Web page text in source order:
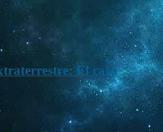
El caso